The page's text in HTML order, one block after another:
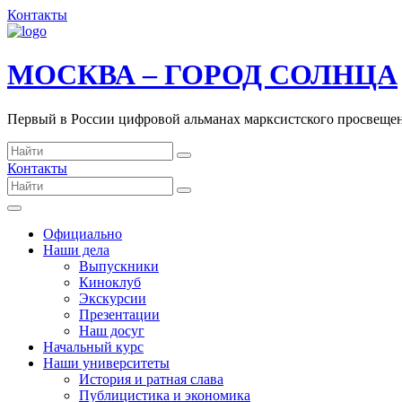
Контакты
МОСКВА – ГОРОД СОЛНЦА
Первый в России цифровой альманах марксистского
Контакты
Официально
Наши дела
Выпускники
Киноклуб
Экскурсии
Презентации
Наш досуг
Начальный курс
Наши университеты
История и ратная слава
Публицистика и экономика